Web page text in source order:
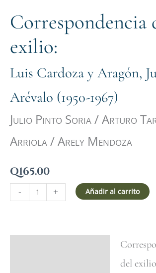
Correspondencia
exilio:
Luis Cardoza y Aragón,
Arévalo (1950-1967)
Julio Pinto Soria / Arturo
Arriola / Arely Mendoza
Q165.00
- + Añadir al carrito
del